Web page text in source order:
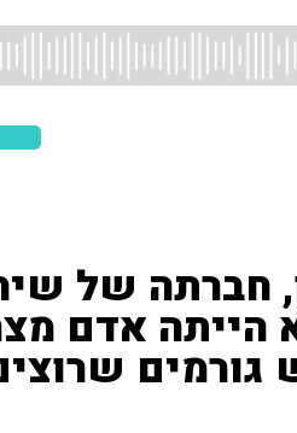
חברתה של
הייתה אדם
גורמים